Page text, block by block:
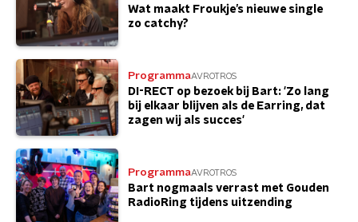
Wat maakt Froukje’s nieuwe single
zo catchy?
ProgrammaAVROTROS
DI-RECT op bezoek bij Bart: 'Zo lang
bij elkaar blijven als de Earring, dat
zagen wij als succes'
ProgrammaAVROTROS
Bart nogmaals verrast met Gouden
RadioRing tijdens uitzending